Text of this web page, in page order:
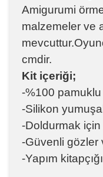
Amigurumi
malzemeler ve
cmdir.
Kit içeriği;
-%100
-Silikon
-Doldurmak
-Güvenli gözler
-Yapım kitapçığı